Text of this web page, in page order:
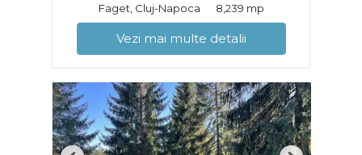
Faget, Cluj-Napoca
8,239 mp
Vezi mai multe detalii